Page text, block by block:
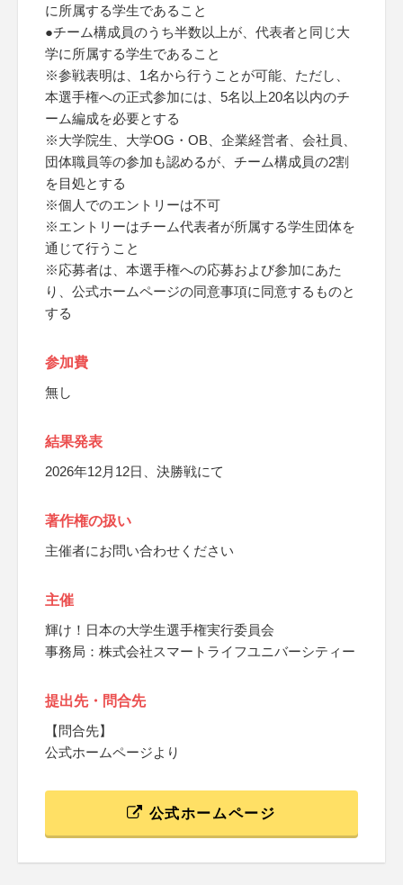
に所属する学生であること
●チーム構成員のうち半数以上が、代表者と同じ大
学に所属する学生であること
※参戦表明は、1名から行うことが可能、ただし、
本選手権への正式参加には、5名以上20名以内のチ
ーム編成を必要とする
※大学院生、大学OG・OB、企業経営者、会社員、
団体職員等の参加も認めるが、チーム構成員の2割
を目処とする
※個人でのエントリーは不可
※エントリーはチーム代表者が所属する学生団体を
通じて行うこと
※応募者は、本選手権への応募および参加にあた
り、公式ホームページの同意事項に同意するものと
する
参加費
無し
結果発表
2026年12月12日、決勝戦にて
著作権の扱い
主催者にお問い合わせください
主催
輝け！日本の大学生選手権実行委員会
事務局：株式会社スマートライフユニバーシティー
提出先・問合先
【問合先】
公式ホームページより
公式ホームページ